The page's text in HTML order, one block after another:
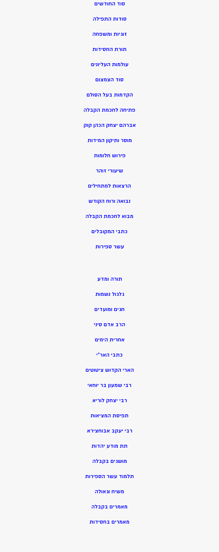
סוד החודשים
סודות התפילה
זוגיות ומשפחה
תורת החסידות
עולמות העליונים
סוד הצמצום
הקדמות בעל הסולם
פתיחה לחכמת הקבלה
אברהם יצחק הכהן קוק
מוסר ותיקון המידות
פירוש חלומות
שיעורי זוהר
הרצאות למתחילים
נבואה ורוח הקודש
מבוא לחכמת הקבלה
כתבי המקובלים
עשר ספירות
תורה ומדע
גלגול נשמות
חגים ומועדים
הרב אדם סיני
אחרית הימים
כתבי האר”י
הארי הקדוש ציטוטים
רבי שמעון בר יוחאי
רבי יצחק לוריא
תפיסת המציאות
רבי יעקב אבוחצירא
תת מודע יהדות
מושגים בקבלה
תלמוד עשר הספירות
משיח וגאולה
מאמרים בקבלה
מאמרים בחסידות